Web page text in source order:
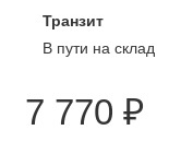
Транзит
В пути на склад
7 770 ₽